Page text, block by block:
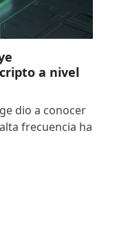
a nivel
dio a conocer
frecuencia ha